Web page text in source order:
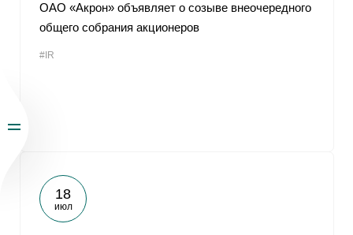
ОАО «Акрон» объявляет о созыве внеочередного
общего собрания акционеров
#IR
18
июл